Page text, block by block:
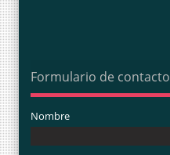
Formulario de contacto
Nombre